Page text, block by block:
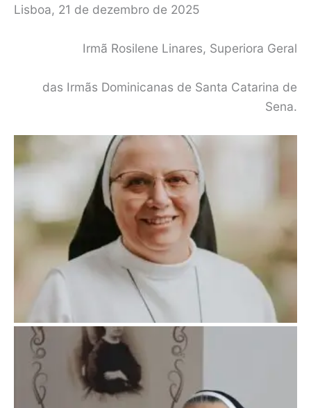
Lisboa, 21 de dezembro de 2025
Irmã Rosilene Linares, Superiora Geral
das Irmãs Dominicanas de Santa Catarina de
Sena.